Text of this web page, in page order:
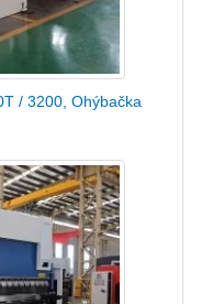
/ 3200, Ohýbačka